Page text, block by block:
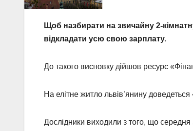
Щоб назбирати на звичайну 2-
відкладати усю свою зарплату.
До такого висновку дійшов ресурс
На елітне житло львів’янину доведеться
Дослідники виходили з того, що